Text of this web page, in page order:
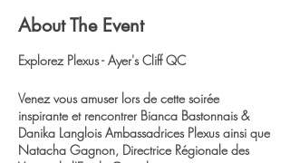
About The Event
Explorez Plexus - Ayer's Cliff QC
Venez vous amuser lors de cette soirée
inspirante et rencontrer Bianca Bastonnais &
Danika Langlois Ambassadrices Plexus ainsi que
Natacha Gagnon, Directrice Régionale des